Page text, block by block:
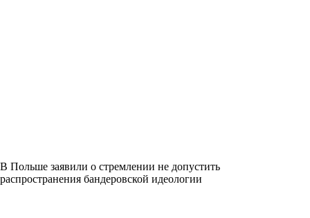
В Польше заявили о стремлении не допустить
распространения бандеровской идеологии